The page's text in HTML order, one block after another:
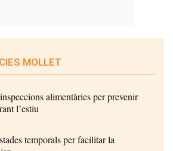
MOLLET
alimentàries per prevenir
l’estiu
temporals per facilitar la